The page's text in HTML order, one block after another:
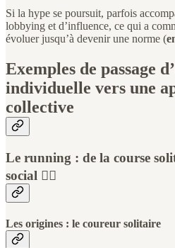
Si la hype se poursuit, parfois
lobbying et d’influence, ce qui a
évoluer jusqu’à devenir une norme (
Exemples de passage
individuelle vers une
collective
Le running : de la course
social 🏃‍♂️
Les origines : le coureur solitaire